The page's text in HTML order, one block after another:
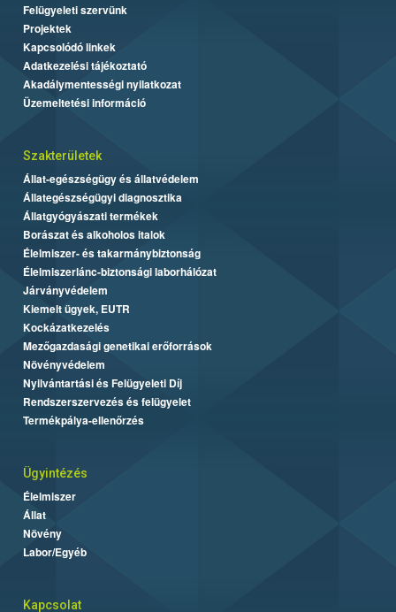
Felügyeleti szervünk
Projektek
Kapcsolódó linkek
Adatkezelési tájékoztató
Akadálymentességi nyilatkozat
Üzemeltetési információ
Szakterületek
Állat-egészségügy és állatvédelem
Állategészségügyi diagnosztika
Állatgyógyászati termékek
Borászat és alkoholos italok
Élelmiszer- és takarmánybiztonság
Élelmiszerlánc-biztonsági laborhálózat
Járványvédelem
Kiemelt ügyek, EUTR
Kockázatkezelés
Mezőgazdasági genetikai erőforrások
Növényvédelem
Nyilvántartási és Felügyeleti Díj
Rendszerszervezés és felügyelet
Termékpálya-ellenőrzés
Ügyintézés
Élelmiszer
Állat
Növény
Labor/Egyéb
Kapcsolat